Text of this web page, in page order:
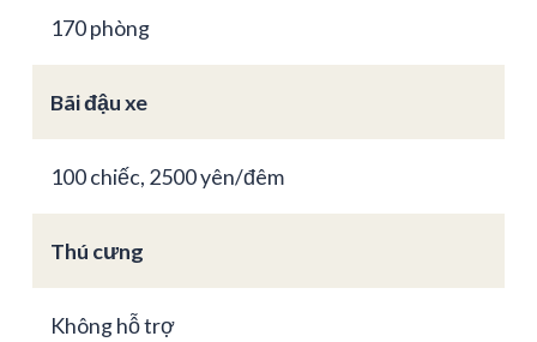
170 phòng
Bãi đậu xe
100 chiếc, 2500 yên/đêm
Thú cưng
Không hỗ trợ